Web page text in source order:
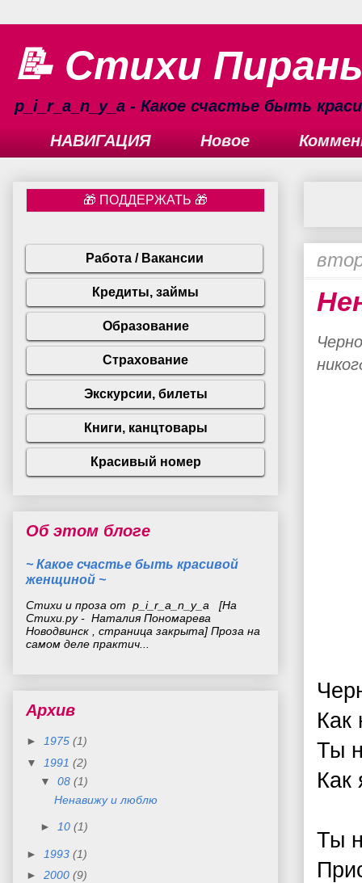
📝 Стихи
p_i_r_a_n_y_a - Какое счастье быть
НАВИГАЦИЯ
Новое
Как
Ты
Как
Ты
Об этом блоге
~ Какое счастье быть красивой
женщиной ~
Стихи и проза от p_i_r_a_n_y_a [На
Стихи.ру - Наталия Пономарева
Новодвинск , страница закрыта] Проза на
самом деле практич...
Архив
► 1975 (1)
▼
1991 (2)
▼ 08 (1)
Ненавижу и люблю
► 10 (1)
► 1993 (1)
► 2000 (9)